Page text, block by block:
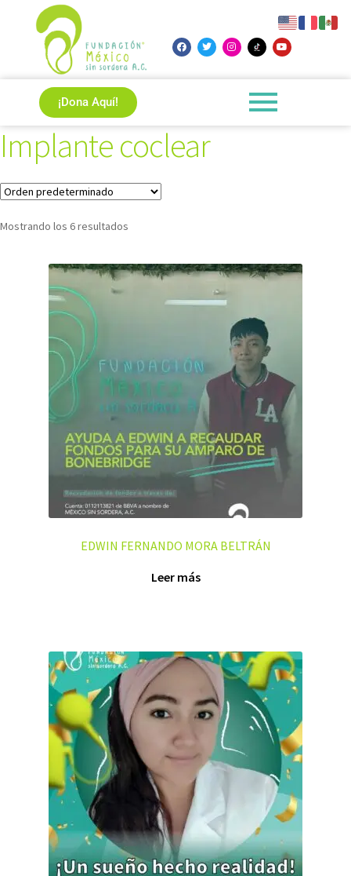
¡Dona Aquí!
Implante coclear
Mostrando los 6 resultados
EDWIN FERNANDO MORA BELTRÁN
Leer más